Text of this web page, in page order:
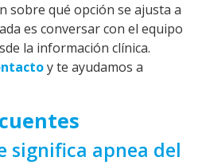
sobre qué opción se ajusta a
es conversar con el equipo
la información clínica.
y te ayudamos a
significa apnea del